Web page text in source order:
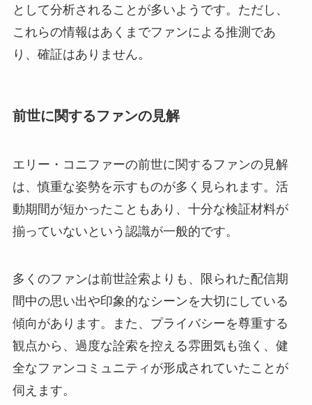
として分析されることが多いようです。ただし、
これらの情報はあくまでファンによる推測であ
り、確証はありません。
前世に関するファンの見解
エリー・コニファーの前世に関するファンの見解
は、慎重な姿勢を示すものが多く見られます。活
動期間が短かったこともあり、十分な検証材料が
揃っていないという認識が一般的です。
多くのファンは前世詮索よりも、限られた配信期
間中の思い出や印象的なシーンを大切にしている
傾向があります。また、プライバシーを尊重する
観点から、過度な詮索を控える雰囲気も強く、健
全なファンコミュニティが形成されていたことが
伺えます。